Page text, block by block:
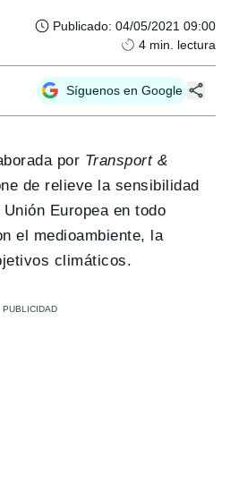
Publicado: 04/05/2021 09:00
4 min. lectura
Síguenos en Google
por Transport &
de relieve la sensibilidad
Europea en todo
el medioambiente, la
climáticos.